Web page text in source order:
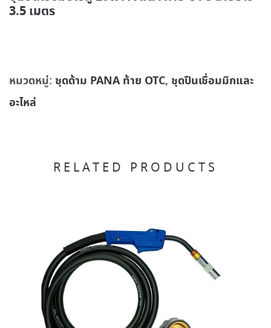
3.5 เมตร
หมวดหมู่: ชุดด้าม PANA ท้าย OTC, ชุดปืนเชื่อมมิกและ
อะไหล่
RELATED PRODUCTS